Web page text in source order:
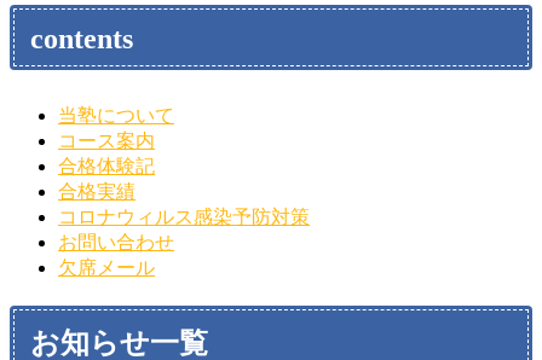
contents
当塾について
コース案内
合格体験記
合格実績
コロナウィルス感染予防対策
お問い合わせ
欠席メール
お知らせ一覧